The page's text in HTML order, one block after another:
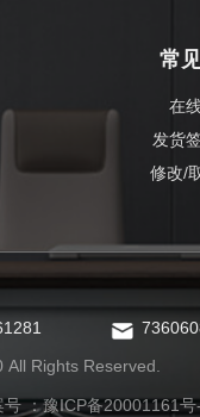
常
在
发货
修改/
Rights Reserved.
号 ：豫ICP备20001161号